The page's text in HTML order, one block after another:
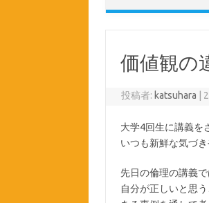
価値観の
投稿者: katsuhara
大学4回生に講義を
いつも新鮮な気づき
先日の倫理の講義で
自分が正しいと思